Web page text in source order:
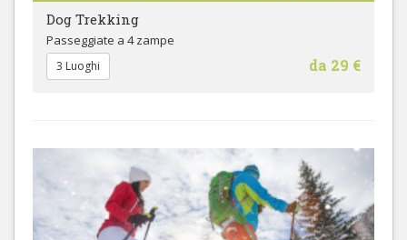
Dog Trekking
Passeggiate a 4 zampe
da 29 €
3 Luoghi